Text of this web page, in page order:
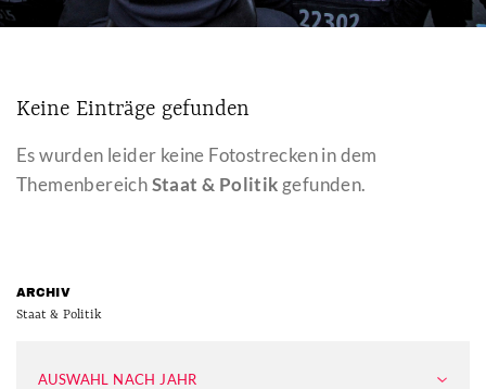
Keine Einträge gefunden
Es wurden leider keine Fotostrecken in dem
ThemenbereichStaat & Politik gefunden.
ARCHIV
Staat & Politik
AUSWAHL NACH JAHR